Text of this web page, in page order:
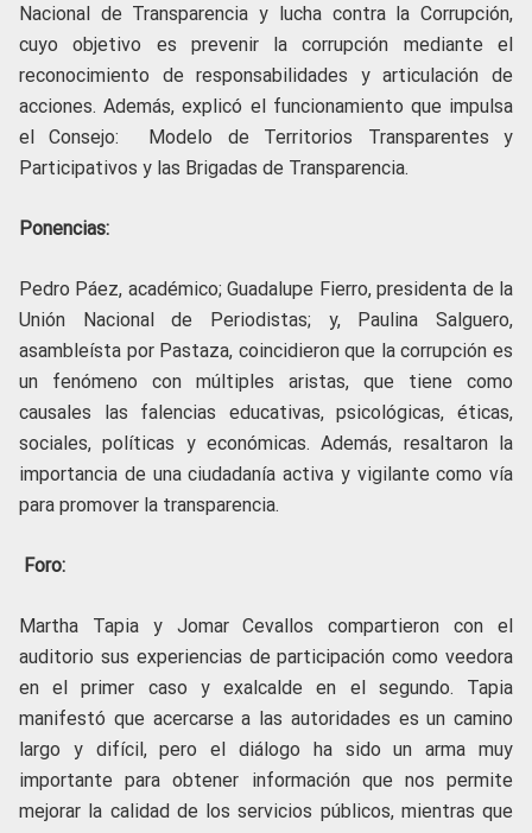
Nacional de Transparencia y lucha contra la Corrupción,
cuyo objetivo es prevenir la corrupción mediante el
reconocimiento de responsabilidades y articulación de
acciones. Además, explicó el funcionamiento que impulsa
el Consejo: Modelo de Territorios Transparentes y
Participativos y las Brigadas de Transparencia.
Ponencias:
Pedro Páez, académico; Guadalupe Fierro, presidenta de la
Unión Nacional de Periodistas; y, Paulina Salguero,
asambleísta por Pastaza, coincidieron que la corrupción es
un fenómeno con múltiples aristas, que tiene como
causales las falencias educativas, psicológicas, éticas,
sociales, políticas y económicas. Además, resaltaron la
importancia de una ciudadanía activa y vigilante como vía
para promover la transparencia.
Foro:
Martha Tapia y Jomar Cevallos compartieron con el
auditorio sus experiencias de participación como veedora
en el primer caso y exalcalde en el segundo. Tapia
manifestó que acercarse a las autoridades es un camino
largo y difícil, pero el diálogo ha sido un arma muy
importante para obtener información que nos permite
mejorar la calidad de los servicios públicos, mientras que